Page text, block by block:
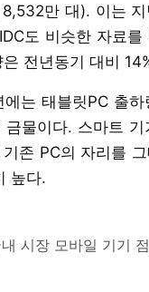
만 대). 이는
도 비슷한 자료
전년동기 대비
는 태블릿PC 출
물이다. 스마트
존 PC의 자리를
높다.
시장 모바일 기기